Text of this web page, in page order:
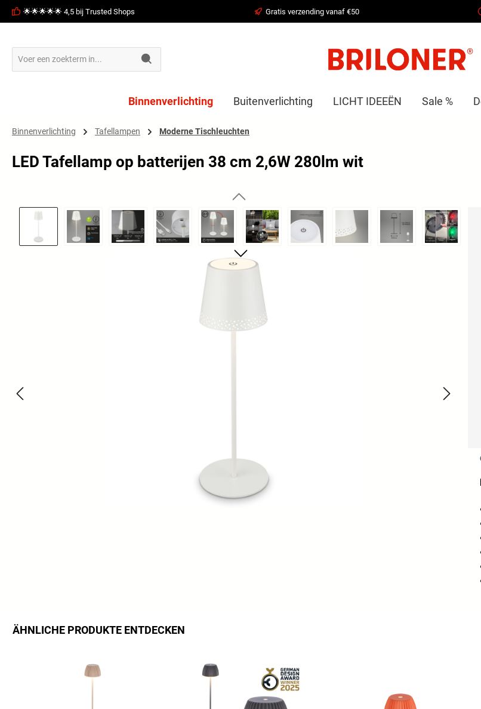
Ga naar de hoofdnavigatie
🌟🌟🌟🌟🌟 4,5 bij Trusted Shops Gratis verzending vanaf €50
Binnenverlichting Buitenverlichting LICHT IDEEËN Sale %
Binnenverlichting Tafellampen Moderne Tischleuchten
LED Tafellamp op batterijen 38 cm 2,6W 280lm wit
Afbeeldingengalerij overslaan
ÄHNLICHE PRODUKTE ENTDECKEN